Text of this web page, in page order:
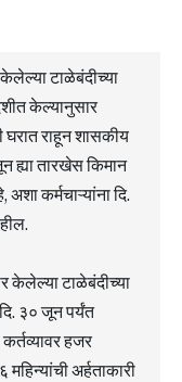
टाळेबंदीच्या
केल्यानुसार
घरात राहून शासकीय
ह्या तारखेस किमान
अशा कर्मचाऱ्यांना दि.
केलेल्या टाळेबंदीच्या
३० जून पर्यंत
हजर
अर्हताकारी